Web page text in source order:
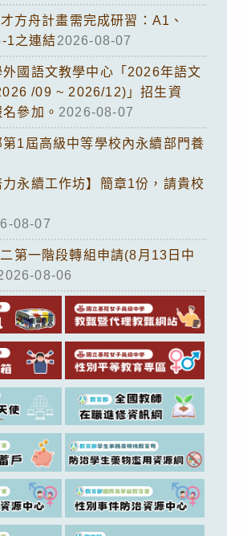
方舟計畫需完成研習：A1、
1之連結2026-08-07
外國語文教學中心「2026年語文
/09 ~ 2026/12)」招生資
參加。 2026-08-07
1屆高級中等學校內永續部門養
永續工作坊】簡章1份，請貴校
08-07
第一階段轉組申請(8月13日中
08-06